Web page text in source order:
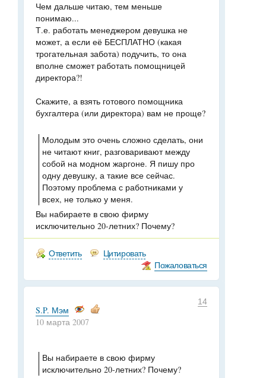
Чем дальше читаю, тем меньше
понимаю...
Т.е. работать менеджером девушка не
может, а если её БЕСПЛАТНО (какая
трогательная забота) подучить, то она
вполне сможет работать помощницей
директора?!
Скажите, а взять готового помощника
бухгалтера (или директора) вам не проще?
Молодым это очень сложно сделать, они
не читают книг, разговаривают между
собой на модном жаргоне. Я пишу про
одну девушку, а такие все сейчас.
Поэтому проблема с работниками у
всех, не только у меня.
Вы набираете в свою фирму
исключительно 20-летних? Почему?
Ответить
Цитировать
Пожаловаться
14
S.P. Мэм
10 марта 2007
Вы набираете в свою фирму
исключительно 20-летних? Почему?